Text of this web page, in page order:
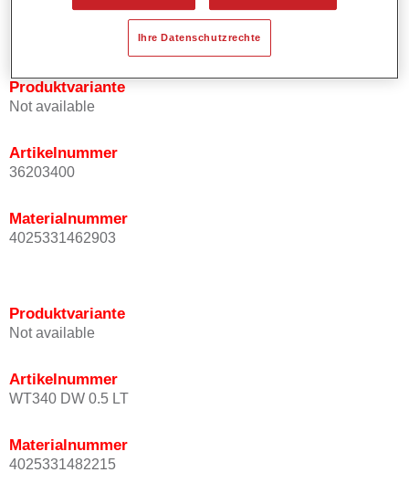
Mehrschicht- und Mehrfarbenlackierungen.
Produktvariante
Not available
Artikelnummer
36203400
Materialnummer
4025331462903
Produktvariante
Not available
Artikelnummer
WT340 DW 0.5 LT
Materialnummer
4025331482215
Ihre Datenschutzrechte